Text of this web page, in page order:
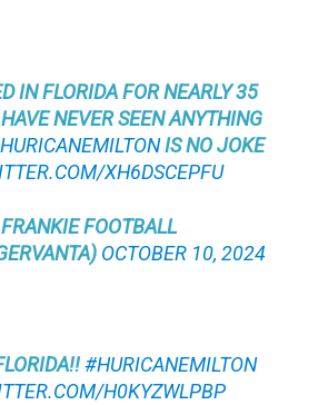
IN FLORIDA FOR NEARLY 35
NEVER SEEN ANYTHING
IS NO JOKE
XH6DSCEPFU
FOOTBALL
OCTOBER 10, 2024
#HURICANEMILTON
H0KYZWLPBP